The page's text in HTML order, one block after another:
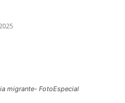
migrante- FotoEspecial